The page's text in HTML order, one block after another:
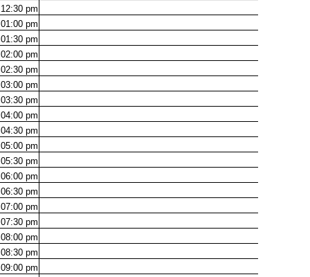
12:30 pm
01:00 pm
01:30 pm
02:00 pm
02:30 pm
03:00 pm
03:30 pm
04:00 pm
04:30 pm
05:00 pm
05:30 pm
06:00 pm
06:30 pm
07:00 pm
07:30 pm
08:00 pm
08:30 pm
09:00 pm